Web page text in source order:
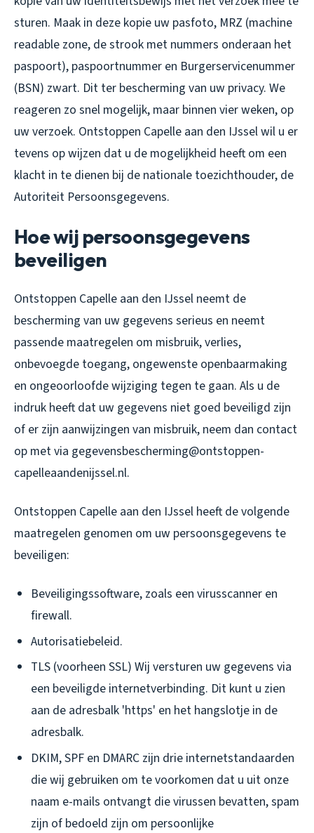
sturen. Maak in deze kopie uw pasfoto, MRZ (machine
readable zone, de strook met nummers onderaan het
paspoort), paspoortnummer en Burgerservicenummer
(BSN) zwart. Dit ter bescherming van uw privacy. We
reageren zo snel mogelijk, maar binnen vier weken, op
uw verzoek. Ontstoppen Capelle aan den IJssel wil u er
tevens op wijzen dat u de mogelijkheid heeft om een
klacht in te dienen bij de nationale toezichthouder, de
Autoriteit Persoonsgegevens.
Hoe wij persoonsgegevens
beveiligen
Ontstoppen Capelle aan den IJssel neemt de
bescherming van uw gegevens serieus en neemt
passende maatregelen om misbruik, verlies,
onbevoegde toegang, ongewenste openbaarmaking
en ongeoorloofde wijziging tegen te gaan. Als u de
indruk heeft dat uw gegevens niet goed beveiligd zijn
of er zijn aanwijzingen van misbruik, neem dan contact
op met via gegevensbescherming@ontstoppen-
capelleaandenijssel.nl.
Ontstoppen Capelle aan den IJssel heeft de volgende
maatregelen genomen om uw persoonsgegevens te
beveiligen:
Beveiligingssoftware, zoals een virusscanner en
firewall.
Autorisatiebeleid.
TLS (voorheen SSL) Wij versturen uw gegevens via
een beveiligde internetverbinding. Dit kunt u zien
aan de adresbalk 'https' en het hangslotje in de
adresbalk.
DKIM, SPF en DMARC zijn drie internetstandaarden
die wij gebruiken om te voorkomen dat u uit onze
naam e-mails ontvangt die virussen bevatten, spam
zijn of bedoeld zijn om persoonlijke